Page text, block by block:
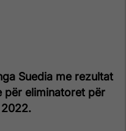
Suedia me rezultat
për eliminatoret për